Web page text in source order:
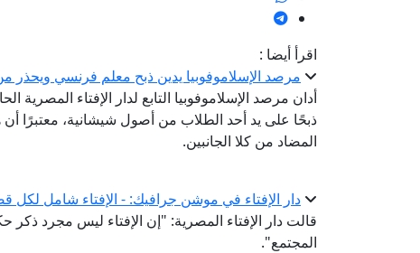
اقرأ أيضا :
مرصد الإسلاموفوبيا يدين ذبح معلم فرنسي ويحذر
أدان مرصد الإسلاموفوبيا التابع لدار الإفتاء
ذبحًا على يد أحد الطلاب من أصول شيشانية، معتبرًا
المضاد من كلا الجانبين.
دار الإفتاء في موشن جرافيك: - الإفتاء شامل لكل
قالت دار الإفتاء المصرية: "إن الإفتاء ليس مجرد
المجتمع".